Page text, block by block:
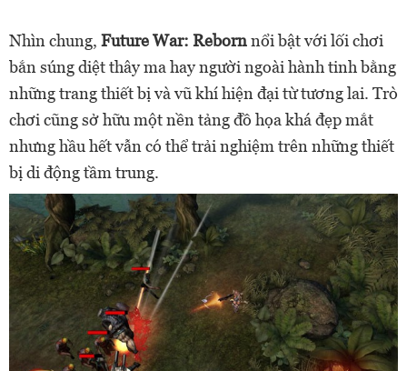
Nhìn chung, Future War: Rebornnổi bật với lối chơi
bắn súng diệt thây ma hay người ngoài hành tinh bằng
những trang thiết bị và vũ khí hiện đại từ tương lai. Trò
chơi cũng sở hữu một nền tảng đồ họa khá đẹp mắt
nhưng hầu hết vẫn có thể trải nghiệm trên những thiết
bị di động tầm trung.